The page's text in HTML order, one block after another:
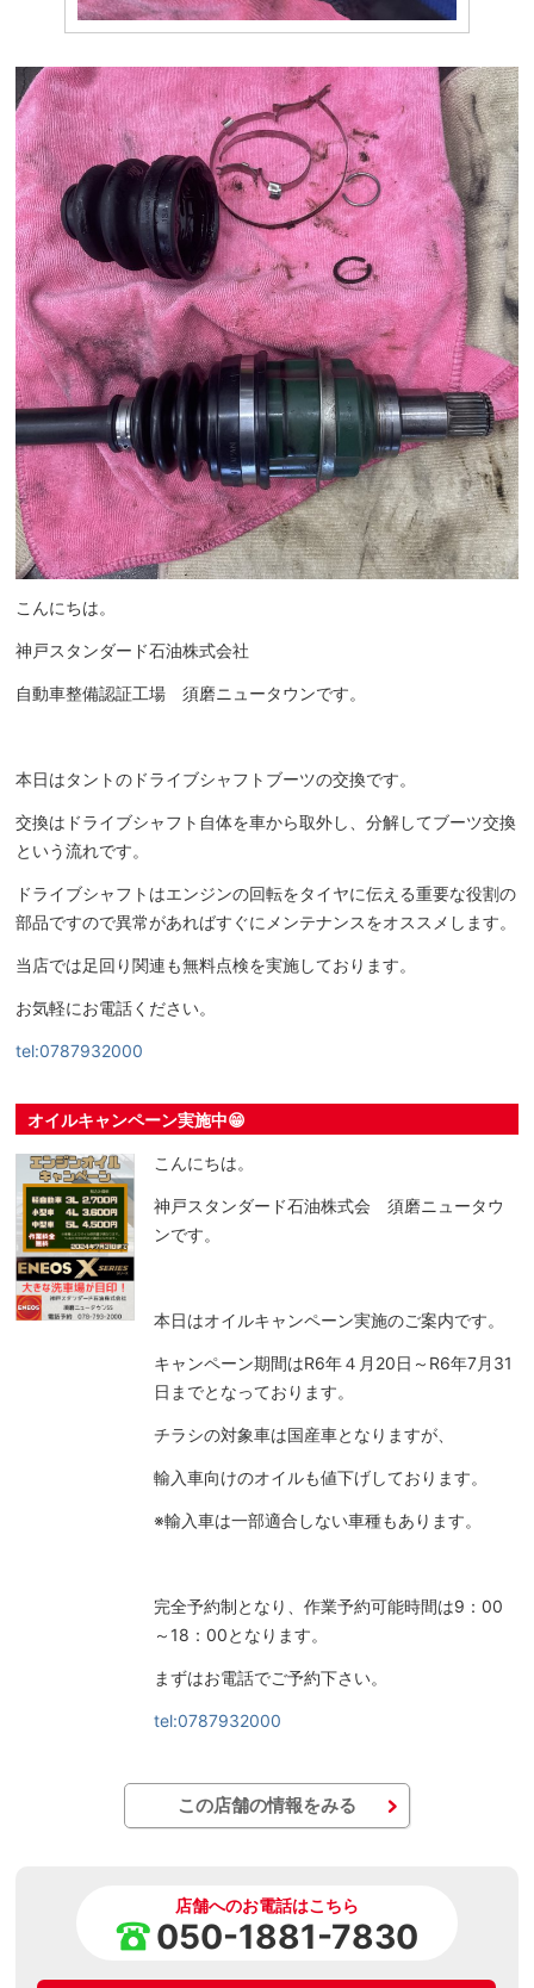
こんにちは。
神戸スタンダード石油株式会社
自動車整備認証工場 須磨ニュータウンです。
本日はタントのドライブシャフトブーツの交換です。
交換はドライブシャフト自体を車から取外し、分解してブーツ交換
という流れです。
ドライブシャフトはエンジンの回転をタイヤに伝える重要な役割の
部品ですので異常があればすぐにメンテナンスをオススメします。
当店では足回り関連も無料点検を実施しております。
お気軽にお電話ください。
tel:0787932000
オイルキャンペーン実施中😁
こんにちは。
神戸スタンダード石油株式会 須磨ニュータウ
ンです。
本日はオイルキャンペーン実施のご案内です。
キャンペーン期間はR6年４月20日～R6年7月31
日までとなっております。
チラシの対象車は国産車となりますが、
輸入車向けのオイルも値下げしております。
※輸入車は一部適合しない車種もあります。
完全予約制となり、作業予約可能時間は9：00
～18：00となります。
まずはお電話でご予約下さい。
tel:0787932000
この店舗の情報をみる
店舗へのお電話はこちら
050-1881-7830